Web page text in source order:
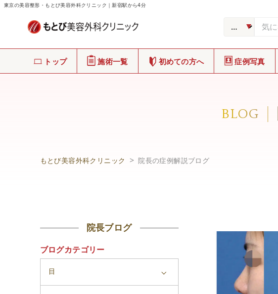
東京の美容整形・もとび美容外科クリニック｜新宿駅から4分
トップ 施術一覧 初めての方へ 症例写真
BLOG
もとび美容外科クリニック 院長の症例解説ブログ
院長ブログ
ブログカテゴリー
目